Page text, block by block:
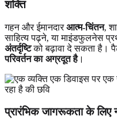
शक्ति
गहन और ईमानदारआत्म-चिंतन,
साहित्य पढ़ने, या माइंडफुलनेस
अंतर्दृष्टिको बढ़ावा दे सकता है।
परिवर्तन का अग्रदूत है।
प्रारंभिक जागरूकता के लिए